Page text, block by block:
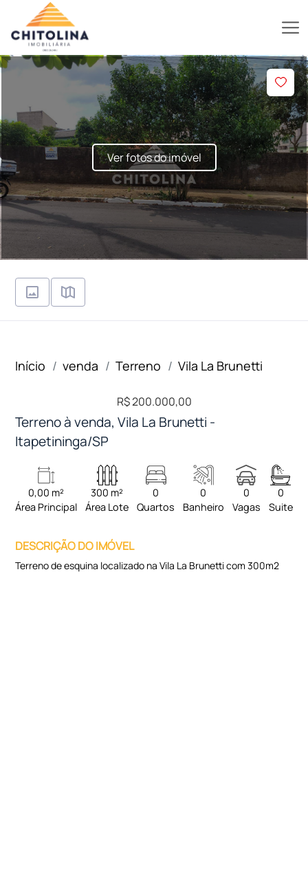
Ver fotos do imóvel
Início venda Terreno Vila La Brunetti
R$ 200.000,00
Terreno à venda, Vila La Brunetti -
Itapetininga/SP
0,00 m²
Área Principal
300 m²
Área Lote
0
Quartos
0
Banheiro
0
Vagas
0
Suite
DESCRIÇÃO DO IMÓVEL
Terreno de esquina localizado na Vila La Brunetti com 300m2